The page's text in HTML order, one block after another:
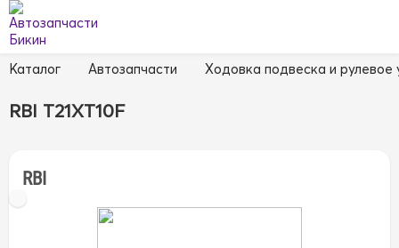
Каталог Автозапчасти Ходовка подвеска и рулевое
RBI T21XT10F
RBI